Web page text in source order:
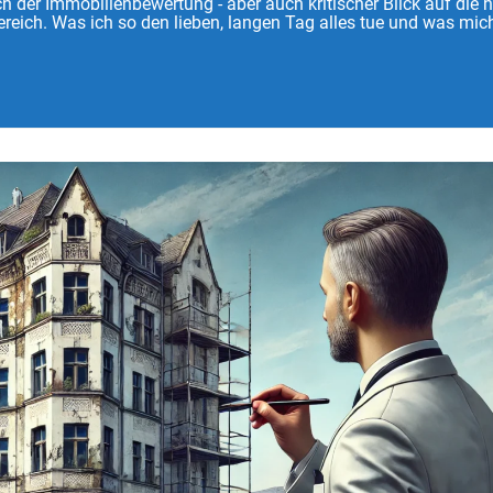
Was ich so den lieben, langen Tag alles tue und was